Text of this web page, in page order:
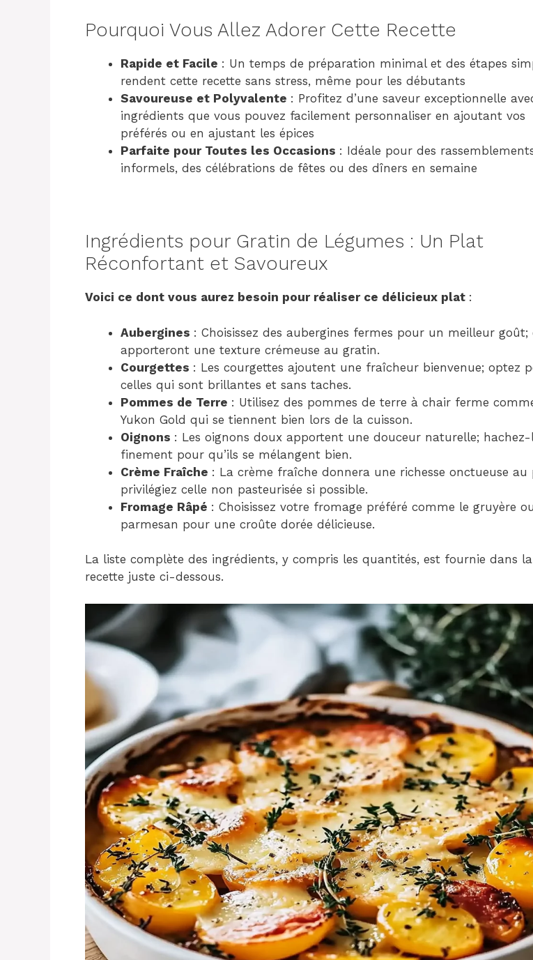
Pourquoi Vous Allez Adorer Cette Recette
Rapide et Facile : Un temps de préparation minimal et des étapes
rendent cette recette sans stress, même pour les débutants
Savoureuse et Polyvalente : Profitez d’une saveur exceptionnelle
ingrédients que vous pouvez facilement personnaliser en ajoutant vos
préférés ou en ajustant les épices
Parfaite pour Toutes les Occasions : Idéale pour des
informels, des célébrations de fêtes ou des dîners en semaine
Ingrédients pour Gratin de Légumes : Un Plat
Réconfortant et Savoureux
Voici ce dont vous aurez besoin pour réaliser ce délicieux plat :
Aubergines : Choisissez des aubergines fermes pour un meilleur goût;
apporteront une texture crémeuse au gratin.
Courgettes : Les courgettes ajoutent une fraîcheur bienvenue; optez
celles qui sont brillantes et sans taches.
Pommes de Terre : Utilisez des pommes de terre à chair ferme
Yukon Gold qui se tiennent bien lors de la cuisson.
Oignons : Les oignons doux apportent une douceur naturelle; hachez-
finement pour qu’ils se mélangent bien.
Crème Fraîche : La crème fraîche donnera une richesse onctueuse au
privilégiez celle non pasteurisée si possible.
Fromage Râpé : Choisissez votre fromage préféré comme le gruyère
parmesan pour une croûte dorée délicieuse.
La liste complète des ingrédients, y compris les quantités, est fournie dans
recette juste ci-dessous.